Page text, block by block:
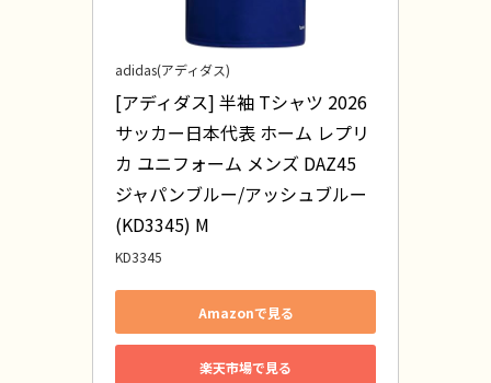
adidas(アディダス)
[アディダス] 半袖 Tシャツ 2026
サッカー日本代表 ホーム レプリ
カ ユニフォーム メンズ DAZ45
ジャパンブルー/アッシュブルー
(KD3345) M
KD3345
Amazonで見る
楽天市場で見る